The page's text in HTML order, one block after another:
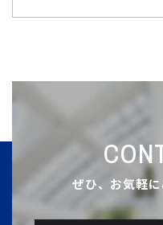
ぜひ、お気軽